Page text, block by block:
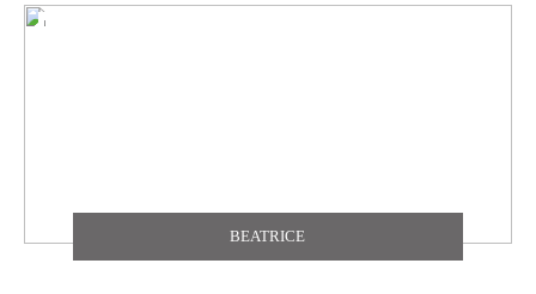
BEATRICE